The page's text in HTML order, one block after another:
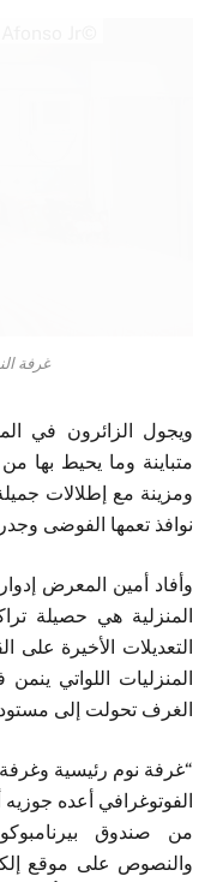
غرفة
ويجول الزائرون في
متباينة وما يحيط بها
ومزينة مع إطلالات
نوافذ تعمها الفوضى
وأفاد أمين المعرض
المنزلية هي حصيلة
التعديلات الأخيرة على
المنزليات اللواتي
الغرف تحولت إلى
“غرفة نوم رئيسية
من صندوق
والنصوص على موقع